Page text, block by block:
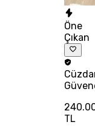
Öne
Çıkan
TL